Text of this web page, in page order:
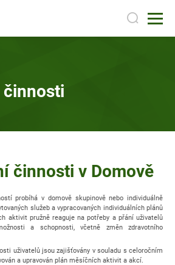
činnosti v Domově
probíhá v domově skupinově nebo individuálně
služeb a vypracovaných individuálních plánů
aktivit pružně reaguje na potřeby a přání uživatelů
a schopnosti, včetně změn zdravotního
uživatelů jsou zajišťovány v souladu s celoročním
a upravován plán měsíčních aktivit a akcí.